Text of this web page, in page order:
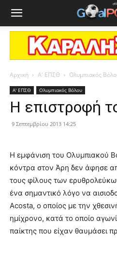
Αρχική Α' ΕΠΣΘ Ολυμπιακός
Α' ΕΠΣΘ Ολυμπιακός Βόλου
H επιστροφή
9 Σεπτεμβρίου 2013 14:25
H εμφάνιση του Ολυμπιακού
κόντρα στον Άρη δεν άφησε
τους φίλους των
ένα σημαντικό λόγο να
Acosta, ο οποίος με την
ημίχρονο, κατά το οποίο
παίκτης που είχαν θαυμάσει